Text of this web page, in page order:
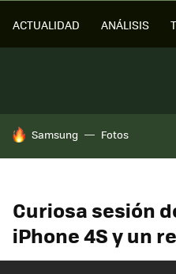
ACTUALIDAD ANÁLISIS
HOY SE HABLA DE
Samsung Fotos
Curiosa sesión
iPhone 4S y un